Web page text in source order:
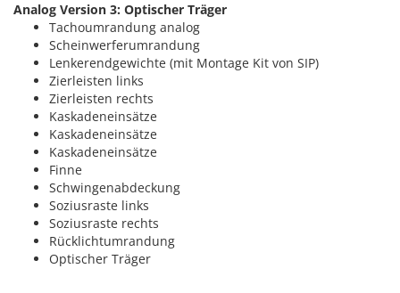
Analog Version 3: Optischer Träger
Tachoumrandung analog
Scheinwerferumrandung
Lenkerendgewichte (mit Montage Kit von SIP)
Zierleisten links
Zierleisten rechts
Kaskadeneinsätze
Kaskadeneinsätze
Kaskadeneinsätze
Finne
Schwingenabdeckung
Soziusraste links
Soziusraste rechts
Rücklichtumrandung
Optischer Träger